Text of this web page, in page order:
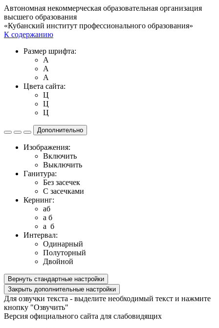
Автономная некоммерческая образовательная организация
высшего образования
«Кубанский институт профессионального образования»
К содержанию
Размер шрифта:
A
A
A
Цвета сайта:
Ц
Ц
Ц
Дополнительно
Изображения:
Включить
Выключить
Ганитура:
Без засечек
С засечками
Кернинг:
aб
a б
a б
Интервал:
Одинарный
Полуторный
Двойной
Вернуть стандартные настройки
Закрыть дополнительные настройки
Для озвучки текста - выделите необходимый текст и нажмите
кнопку "Озвучить"
Версия официального сайта для слабовидящих